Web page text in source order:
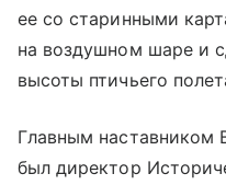
ее со старинными
на воздушном шаре и
высоты птичьего
Главным наставником
был директор